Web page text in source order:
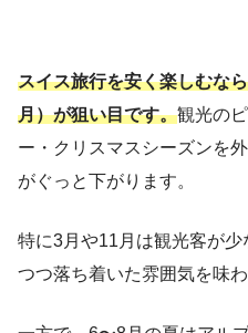
スイス旅行を安く楽しむな
月）が狙い目です。観光の
ー・クリスマスシーズンを
がぐっと下がります。
特に3月や11月は観光客が
つつ落ち着いた雰囲気を味